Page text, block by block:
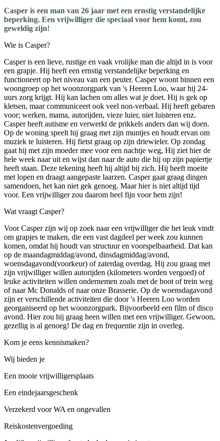
Casper is een man van 26 jaar met een ernstig verstandelijke
beperking. Een vrijwilliger die speciaal voor hem komt, zou
geweldig zijn!
Wie is Casper?
Casper is een lieve, rustige en vaak vrolijke man die altijd in is voor
een grapje. Hij heeft een ernstig verstandelijke beperking en
functioneert op het niveau van een peuter. Casper woont binnen een
woongroep op het woonzorgpark van 's Heeren Loo, waar hij 24-
uurs zorg krijgt. Hij kan lachen om alles wat je doet. Hij is gek op
kletsen, maar communiceert ook veel non-verbaal. Hij heeft gebaren
voor; werken, mama, autorijden, vieze luier, niet luisteren enz.
Casper heeft autisme en verwerkt de prikkels anders dan wij doen.
Op de woning speelt hij graag met zijn muntjes en houdt ervan om
muziek te luisteren. Hij fietst graag op zijn driewieler. Op zondag
gaat hij met zijn moeder mee voor een nachtje weg, Hij ziet hier de
hele week naar uit en wijst dan naar de auto die hij op zijn papiertje
heeft staan. Deze tekening heeft hij altijd bij zich. Hij heeft moeite
met lopen en draagt aangepaste laarzen. Casper gaat graag dingen
samendoen, het kan niet gek genoeg. Maar hier is niet altijd tijd
voor. Een vrijwilliger zou daarom heel fijn voor hem zijn!
Wat vraagt Casper?
Voor Casper zijn wij op zoek naar een vrijwilliger die het leuk vindt
om grapjes te maken, die een vast dagdeel per week zou kunnen
komen, omdat hij houdt van structuur en voorspelbaarheid. Dat kan
op de maandagmiddag/avond, dinsdagmiddag/avond,
woensdagavond(voorkeur) of zaterdag overdag. Hij zou graag met
zijn vrijwilliger willen autorijden (kilometers worden vergoed) of
leuke activiteiten willen ondernemen zoals met de boot of trein weg
of naar Mc Donalds of naar onze Brasserie. Op de woensdagavond
zijn er verschillende activiteiten die door 's Heeren Loo worden
georganiseerd op het woonzorgpark. Bijvoorbeeld een film of disco
avond. Hier zou hij graag heen willen met een vrijwilliger. Gewoon,
gezellig is al genoeg! De dag en frequentie zijn in overleg.
Kom je eens kennismaken?
Wij bieden je
Een mooie vrijwilligersplaats
Een eindejaarsgeschenk
Verzekerd voor WA en ongevallen
Reiskostenvergoeding